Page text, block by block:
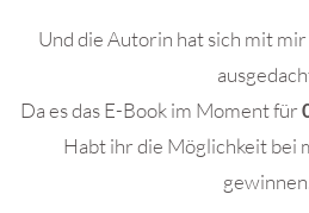
Und die Autorin hat sich mit
Da es das E-Book im Moment für
Habt ihr die Möglichkeit bei